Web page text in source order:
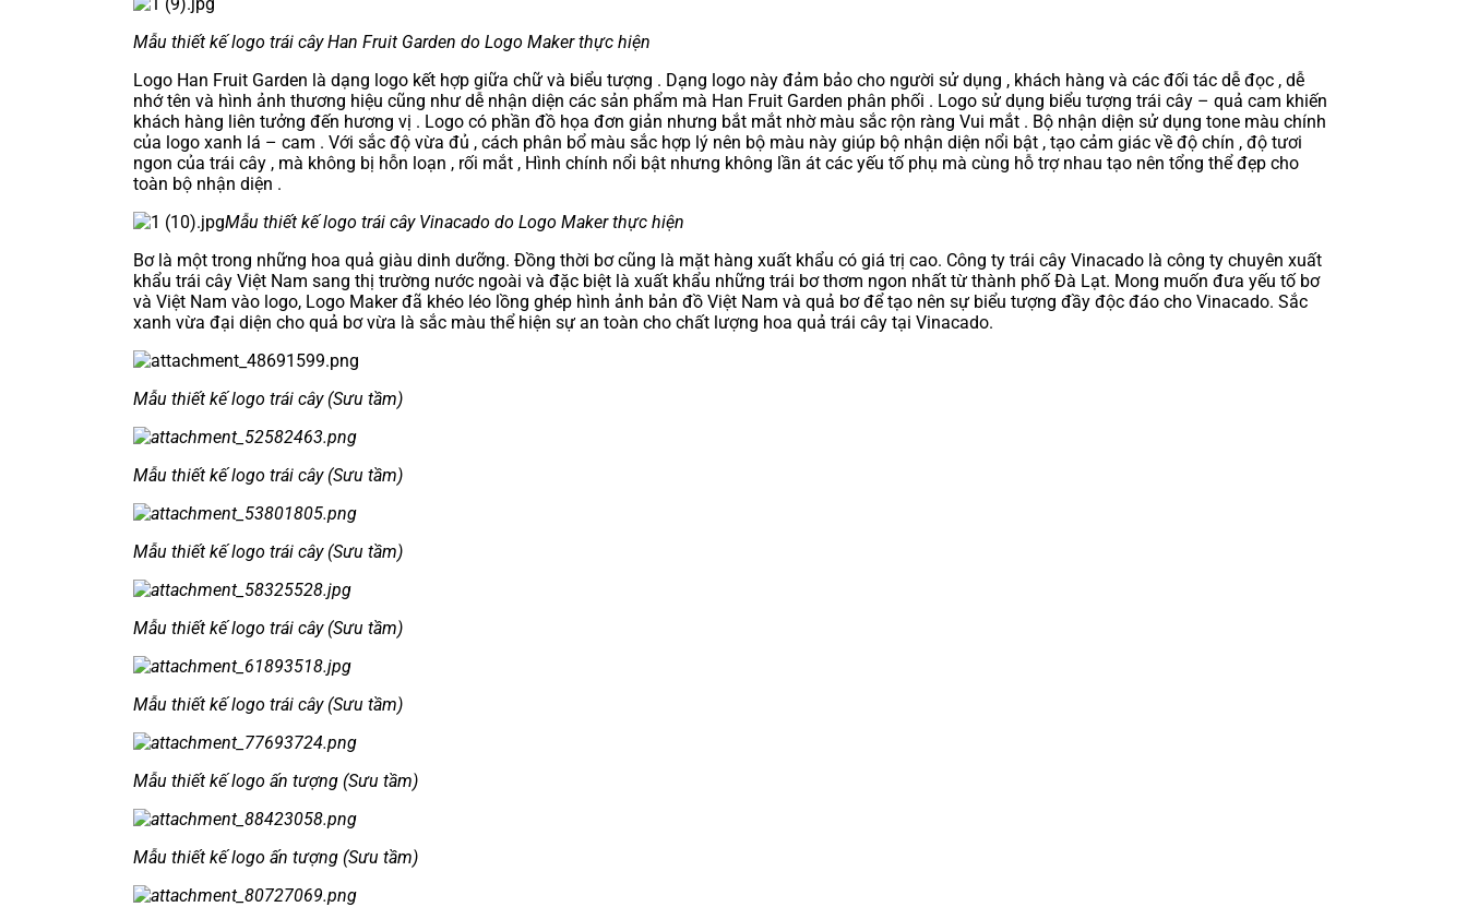
Mẫu thiết kế logo trái cây Han Fruit Garden do Logo Maker thực hiện
Logo Han Fruit Garden là dạng logo kết hợp giữa chữ và biểu tượng . Dạng logo này đảm bảo cho người sử dụng , khách hàng và các đối tác dễ đọc , dễ
nhớ tên và hình ảnh thương hiệu cũng như dễ nhận diện các sản phẩm mà Han Fruit Garden phân phối . Logo sử dụng biểu tượng trái cây – quả cam khiến
khách hàng liên tưởng đến hương vị . Logo có phần đồ họa đơn giản nhưng bắt mắt nhờ màu sắc rộn ràng Vui mắt . Bộ nhận diện sử dụng tone màu chính
của logo xanh lá – cam . Với sắc độ vừa đủ , cách phân bổ màu sắc hợp lý nên bộ màu này giúp bộ nhận diện nổi bật , tạo cảm giác về độ chín , độ tươi
ngon của trái cây , mà không bị hỗn loạn , rối mắt , Hình chính nổi bật nhưng không lần át các yếu tố phụ mà cùng hỗ trợ nhau tạo nên tổng thể đẹp cho
toàn bộ nhận diện .
Mẫu thiết kế logo trái cây Vinacado do Logo Maker thực hiện
Bơ là một trong những hoa quả giàu dinh dưỡng. Đồng thời bơ cũng là mặt hàng xuất khẩu có giá trị cao. Công ty trái cây Vinacado là công ty chuyên xuất
khẩu trái cây Việt Nam sang thị trường nước ngoài và đặc biệt là xuất khẩu những trái bơ thơm ngon nhất từ thành phố Đà Lạt. Mong muốn đưa yếu tố bơ
và Việt Nam vào logo, Logo Maker đã khéo léo lồng ghép hình ảnh bản đồ Việt Nam và quả bơ để tạo nên sự biểu tượng đầy độc đáo cho Vinacado. Sắc
xanh vừa đại diện cho quả bơ vừa là sắc màu thể hiện sự an toàn cho chất lượng hoa quả trái cây tại Vinacado.
Mẫu thiết kế logo trái cây (Sưu tầm)
Mẫu thiết kế logo trái cây (Sưu tầm)
Mẫu thiết kế logo trái cây (Sưu tầm)
Mẫu thiết kế logo trái cây (Sưu tầm)
Mẫu thiết kế logo trái cây (Sưu tầm)
Mẫu thiết kế logo ấn tượng (Sưu tầm)
Mẫu thiết kế logo ấn tượng (Sưu tầm)